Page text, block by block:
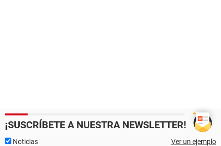
¡SUSCRÍBETE A NUESTRA NEWSLETTER!
Noticias Ver un ejemplo